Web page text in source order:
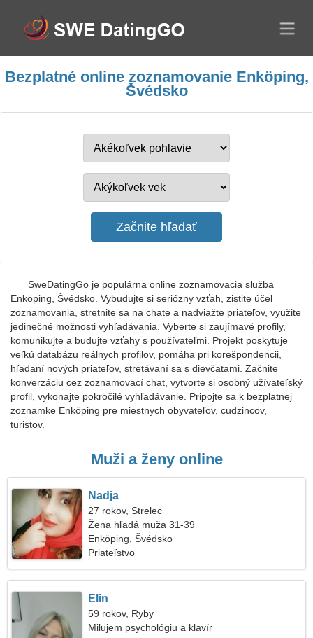
Bezplatné online zoznamovanie Enköping,
Švédsko
SweDatingGo je populárna online zoznamovacia služba
Enköping, Švédsko. Vybudujte si seriózny vzťah, zistite účel
zoznamovania, stretnite sa na chate a nadviažte priateľov, využite
jedinečné možnosti vyhľadávania. Vyberte si zaujímavé profily,
komunikujte a budujte vzťahy s používateľmi. Projekt poskytuje
veľkú databázu reálnych profilov, pomáha pri korešpondencii,
hľadaní nových priateľov, stretávaní sa s dievčatami. Začnite
konverzáciu cez zoznamovací chat, vytvorte si osobný užívateľský
profil, vykonajte pokročilé vyhľadávanie. Pripojte sa k bezplatnej
zoznamke Enköping pre miestnych obyvateľov, cudzincov,
turistov.
Muži a ženy online
Nadja
27 rokov, Strelec
Žena hľadá muža 31-39
Enköping, Švédsko
Priateľstvo
Elin
59 rokov, Ryby
Milujem psychológiu a klavír